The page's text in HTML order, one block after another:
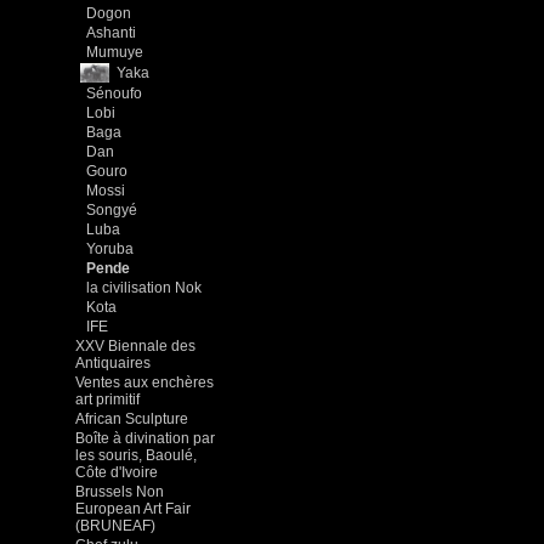
Dogon
Ashanti
Mumuye
Yaka
Sénoufo
Lobi
Baga
Dan
Gouro
Mossi
Songyé
Luba
Yoruba
Pende
la civilisation Nok
Kota
IFE
XXV Biennale des
Antiquaires
Ventes aux enchères
art primitif
African Sculpture
Boîte à divination par
les souris, Baoulé,
Côte d'Ivoire
Brussels Non
European Art Fair
(BRUNEAF)